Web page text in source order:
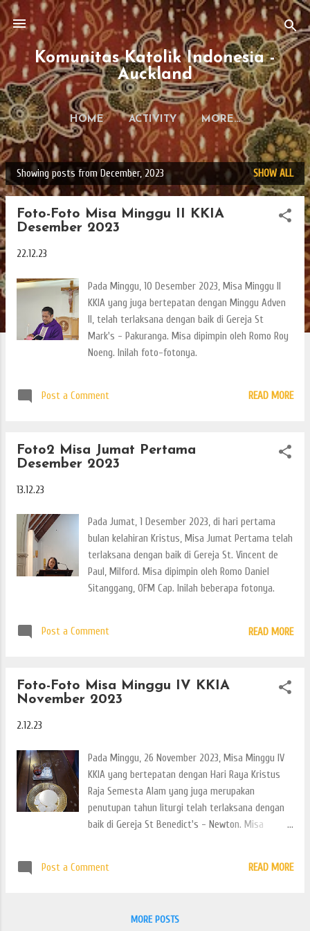
Skip to main content
Komunitas Katolik Indonesia -
Auckland
HOME ACTIVITY MORE…
P
o
Showing posts from December, 2023 SHOW ALL
Foto-Foto Misa Minggu II KKIA
Desember 2023
22.12.23
Pada Minggu, 10 Desember 2023, Misa Minggu II
KKIA yang juga bertepatan dengan Minggu Adven
II, telah terlaksana dengan baik di Gereja St
Mark's - Pakuranga. Misa dipimpin oleh Romo Roy
Noeng. Inilah foto-fotonya.
Post a Comment READ MORE
Foto2 Misa Jumat Pertama
Desember 2023
13.12.23
Pada Jumat, 1 Desember 2023, di hari pertama
bulan kelahiran Kristus, Misa Jumat Pertama telah
terlaksana dengan baik di Gereja St. Vincent de
Paul, Milford. Misa dipimpin oleh Romo Daniel
Sitanggang, OFM Cap. Inilah beberapa fotonya.
Post a Comment READ MORE
Foto-Foto Misa Minggu IV KKIA
November 2023
2.12.23
Pada Minggu, 26 November 2023, Misa Minggu IV
KKIA yang bertepatan dengan Hari Raya Kristus
Raja Semesta Alam yang juga merupakan
penutupan tahun liturgi telah terlaksana dengan
baik di Gereja St Benedict's - Newton. Misa
mendoakan arwah saudara saudari yang telah
Post a Comment READ MORE
MORE POSTS